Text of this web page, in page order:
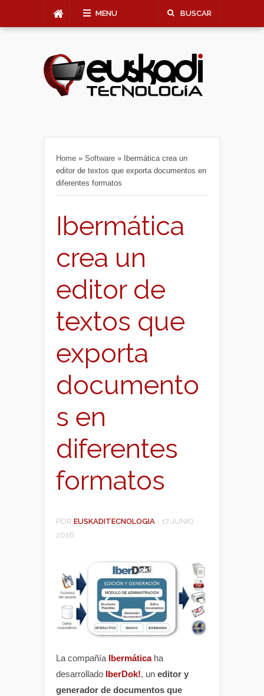
MENU BUSCAR
Home » Software »
Ibermática crea un
editor de textos que exporta documentos en
diferentes formatos
Ibermática
crea un
editor de
textos que
exporta
documento
s en
diferentes
formatos
POR EUSKADITECNOLOGIA - 17 JUNIO
2016
La compañía Ibermática ha
desarrollado IberDok!, un editor y
generador de documentos que